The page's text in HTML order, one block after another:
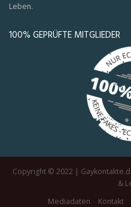
Leben.
100% GEPRÜFTE MITGLIEDER
Copyright © 2022 |
&
Mediadaten
Kontakt